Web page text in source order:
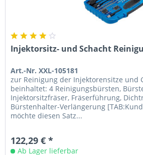
Injektorsitz- und Schacht
Art.-Nr. XXL-105181
zur Reinigung der Injektorensitze und
beinhaltet: 4 Reinigungsbürsten,
Injektorsitzfräser, Fräserführung,
Bürstenhalter-Verlängerung
möchte diesen Satz...
122,29 € *
Ab Lager lieferbar